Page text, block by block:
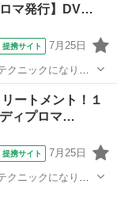
マ発行】DV…
提携サイト 7月25日
クニックになりま
服を脱がずそのま
ていくテクニック
ートメント！１
ィプロマ…
提携サイト 7月25日
クニックになりま